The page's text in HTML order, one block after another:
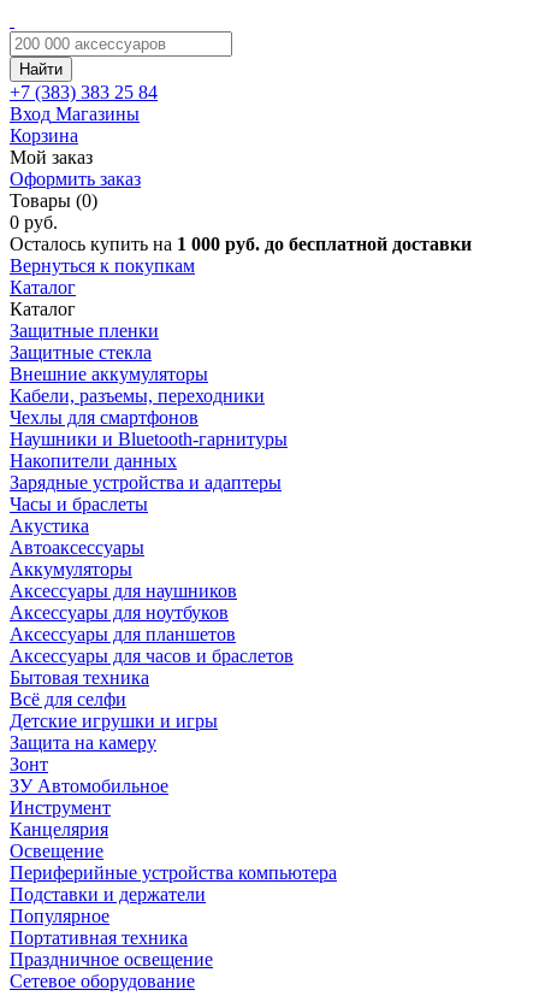
Найти
+7 (383) 383 25 84
Вход Магазины
Корзина
Мой заказ
Оформить заказ
Товары (0)
0 руб.
Осталось купить на 1 000 руб. до бесплатной доставки
Вернуться к покупкам
Каталог
Каталог
Защитные пленки
Защитные стекла
Внешние аккумуляторы
Кабели, разъемы, переходники
Чехлы для смартфонов
Наушники и Bluetooth-гарнитуры
Накопители данных
Зарядные устройства и адаптеры
Часы и браслеты
Акустика
Автоаксессуары
Аккумуляторы
Аксессуары для наушников
Аксессуары для ноутбуков
Аксессуары для планшетов
Аксессуары для часов и браслетов
Бытовая техника
Всё для селфи
Детские игрушки и игры
Защита на камеру
Зонт
ЗУ Автомобильное
Инструмент
Канцелярия
Освещение
Периферийные устройства компьютера
Подставки и держатели
Популярное
Портативная техника
Праздничное освещение
Сетевое оборудование